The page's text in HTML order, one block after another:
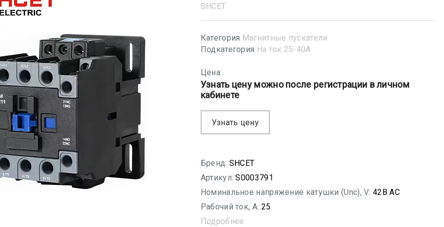
SHСET
Категория Магнитные пускатели
Подкатегория На ток 25-40А
Цена:
Узнать цену можно после регистрации в личном
кабинете
Узнать цену
Бренд: SHСET
Артикул: S0003791
Номинальное напряжение катушки (Unc), V: 42B AC
Рабочий ток, A: 25
Подробнее